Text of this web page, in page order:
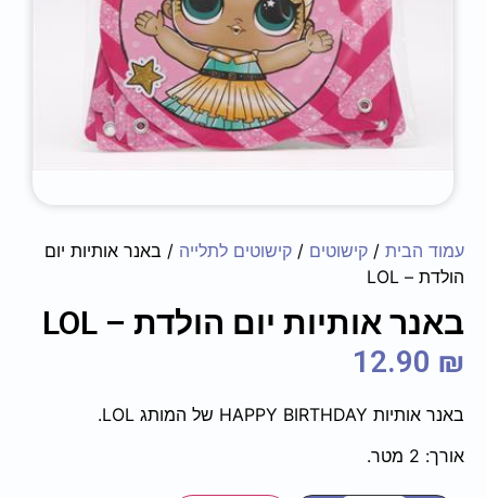
עמוד הבית / קישוטים / קישוטים לתלייה / באנר אותיות יום
הולדת – LOL
באנר אותיות יום הולדת – LOL
12.90 ₪
באנר אותיות HAPPY BIRTHDAY של המותג LOL.
אורך: 2 מטר.